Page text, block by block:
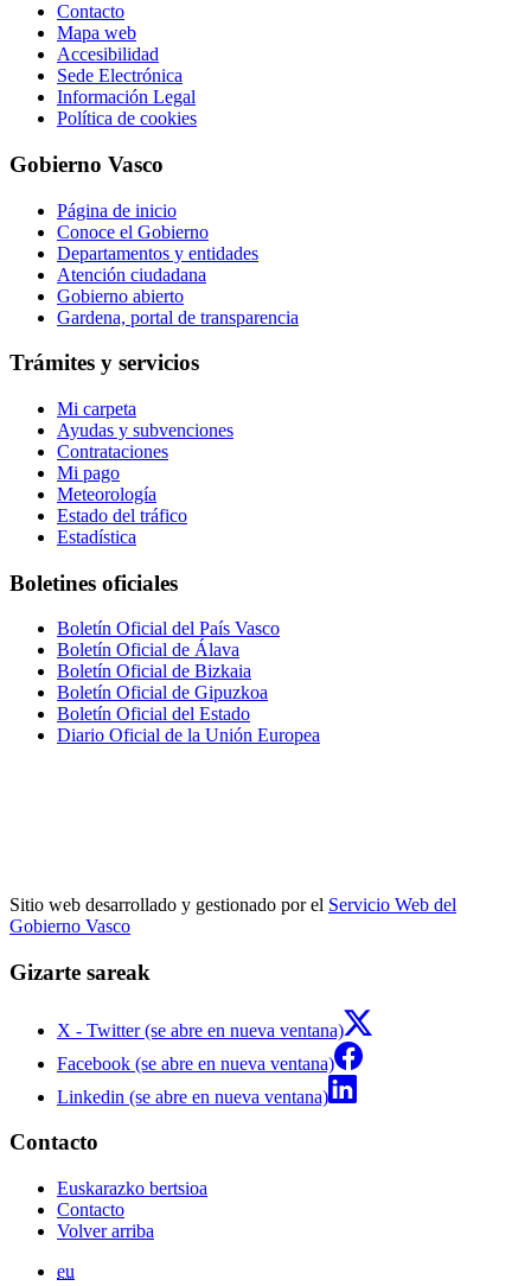
Contacto
Mapa web
Accesibilidad
Sede Electrónica
Información Legal
Política de cookies
Gobierno Vasco
Página de inicio
Conoce el Gobierno
Departamentos y entidades
Atención ciudadana
Gobierno abierto
Gardena, portal de transparencia
Trámites y servicios
Mi carpeta
Ayudas y subvenciones
Contrataciones
Mi pago
Meteorología
Estado del tráfico
Estadística
Boletines oficiales
Boletín Oficial del País Vasco
Boletín Oficial de Álava
Boletín Oficial de Bizkaia
Boletín Oficial de Gipuzkoa
Boletín Oficial del Estado
Diario Oficial de la Unión Europea
Sitio web desarrollado y gestionado por el Servicio Web del
Gobierno Vasco
Gizarte sareak
X - Twitter (se abre en nueva ventana)
Facebook (se abre en nueva ventana)
Linkedin (se abre en nueva ventana)
Contacto
Euskarazko bertsioa
Contacto
Volver arriba
eu